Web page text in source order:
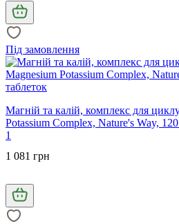
Під замовлення
Магній та калій, комплекс для
Potassium Complex, Nature's Way,
1
1 081 грн